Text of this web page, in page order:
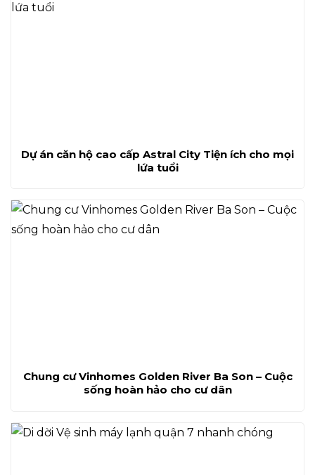
Dự án căn hộ cao cấp Astral City Tiện ích cho mọi
lứa tuổi
Chung cư Vinhomes Golden River Ba Son – Cuộc
sống hoàn hảo cho cư dân